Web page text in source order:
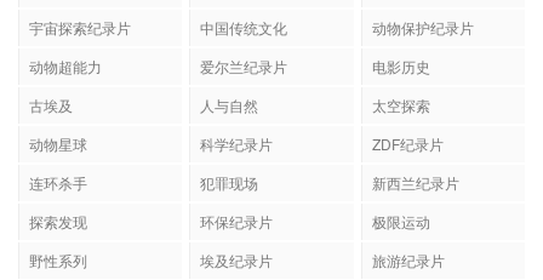
宇宙探索纪录片
中国传统文化
动物保护纪录片
动物超能力
爱尔兰纪录片
电影历史
古埃及
人与自然
太空探索
动物星球
科学纪录片
ZDF纪录片
连环杀手
犯罪现场
新西兰纪录片
探索发现
环保纪录片
极限运动
野性系列
埃及纪录片
旅游纪录片